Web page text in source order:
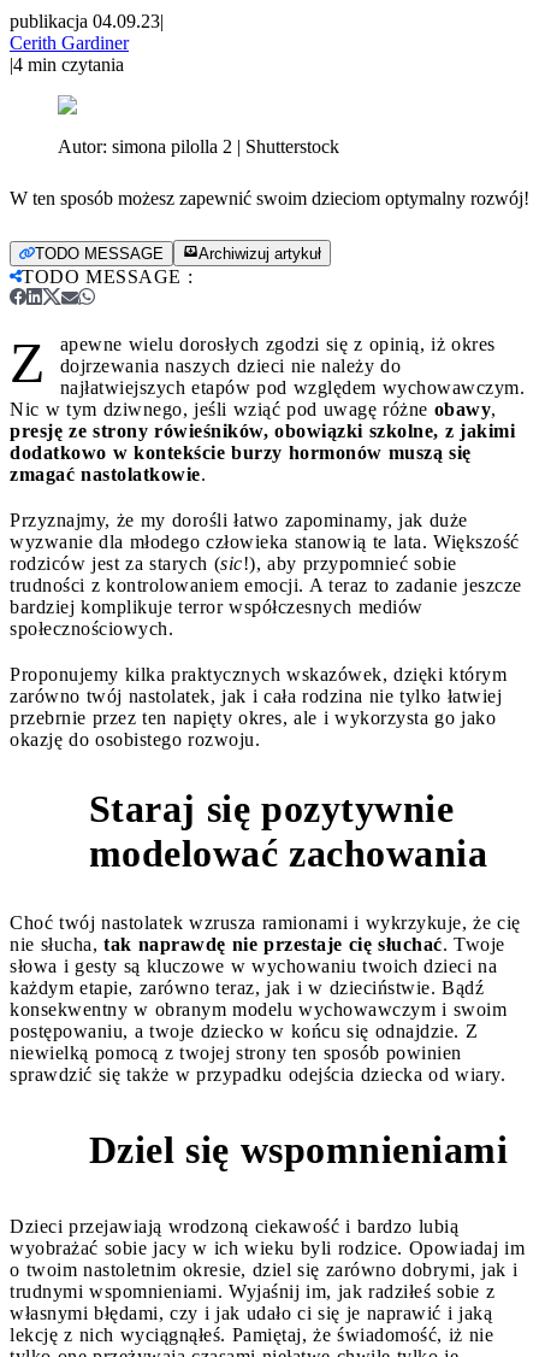
publikacja 04.09.23|
Cerith Gardiner
|4 min czytania
Autor: simona pilolla 2 | Shutterstock
W ten sposób możesz zapewnić swoim dzieciom optymalny rozwój!
TODO MESSAGE Archiwizuj artykuł
TODO MESSAGE :
Z
apewne wielu dorosłych zgodzi się z opinią, iż okres
dojrzewania naszych dzieci nie należy do
najłatwiejszych etapów pod względem wychowawczym.
Nic w tym dziwnego, jeśli wziąć pod uwagę różne obawy,
presję ze strony rówieśników, obowiązki szkolne, z jakimi
dodatkowo w kontekście burzy hormonów muszą się
zmagać nastolatkowie.
Przyznajmy, że my dorośli łatwo zapominamy, jak duże
wyzwanie dla młodego człowieka stanowią te lata. Większość
rodziców jest za starych (sic!), aby przypomnieć sobie
trudności z kontrolowaniem emocji. A teraz to zadanie jeszcze
bardziej komplikuje terror współczesnych mediów
społecznościowych.
Proponujemy kilka praktycznych wskazówek, dzięki którym
zarówno twój nastolatek, jak i cała rodzina nie tylko łatwiej
przebrnie przez ten napięty okres, ale i wykorzysta go jako
okazję do osobistego rozwoju.
Staraj się pozytywnie
modelować zachowania
Choć twój nastolatek wzrusza ramionami i wykrzykuje, że cię
nie słucha, tak naprawdę nie przestaje cię słuchać. Twoje
słowa i gesty są kluczowe w wychowaniu twoich dzieci na
każdym etapie, zarówno teraz, jak i w dzieciństwie. Bądź
konsekwentny w obranym modelu wychowawczym i swoim
postępowaniu, a twoje dziecko w końcu się odnajdzie. Z
niewielką pomocą z twojej strony ten sposób powinien
sprawdzić się także w przypadku odejścia dziecka od wiary.
Dziel się wspomnieniami
Dzieci przejawiają wrodzoną ciekawość i bardzo lubią
wyobrażać sobie jacy w ich wieku byli rodzice. Opowiadaj im
o twoim nastoletnim okresie, dziel się zarówno dobrymi, jak i
trudnymi wspomnieniami. Wyjaśnij im, jak radziłeś sobie z
własnymi błędami, czy i jak udało ci się je naprawić i jaką
lekcję z nich wyciągnąłeś. Pamiętaj, że świadomość, iż nie